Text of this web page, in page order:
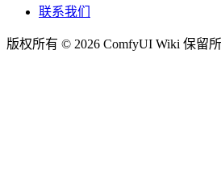
联系我们
版权所有 © 2026 ComfyUI Wiki 保留所